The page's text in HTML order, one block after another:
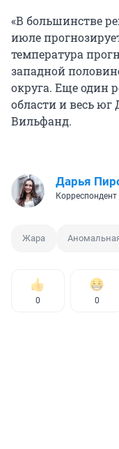
«В большинстве
июле
температура
западной
округа. Еще один
области и весь юг
Вильфанд.
Дарья
Жара
0 0